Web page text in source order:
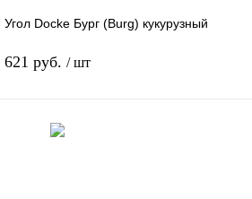
Угол Docke Бург (Burg) кукурузный
621 руб. / шт